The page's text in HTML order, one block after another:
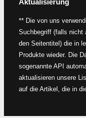
** Die von uns
Suchbegriff (falls nicht
den Seitentitel) die in
Produkte wieder. Die
sogenannte API
aktualisieren unsere
auf die Artikel, die in